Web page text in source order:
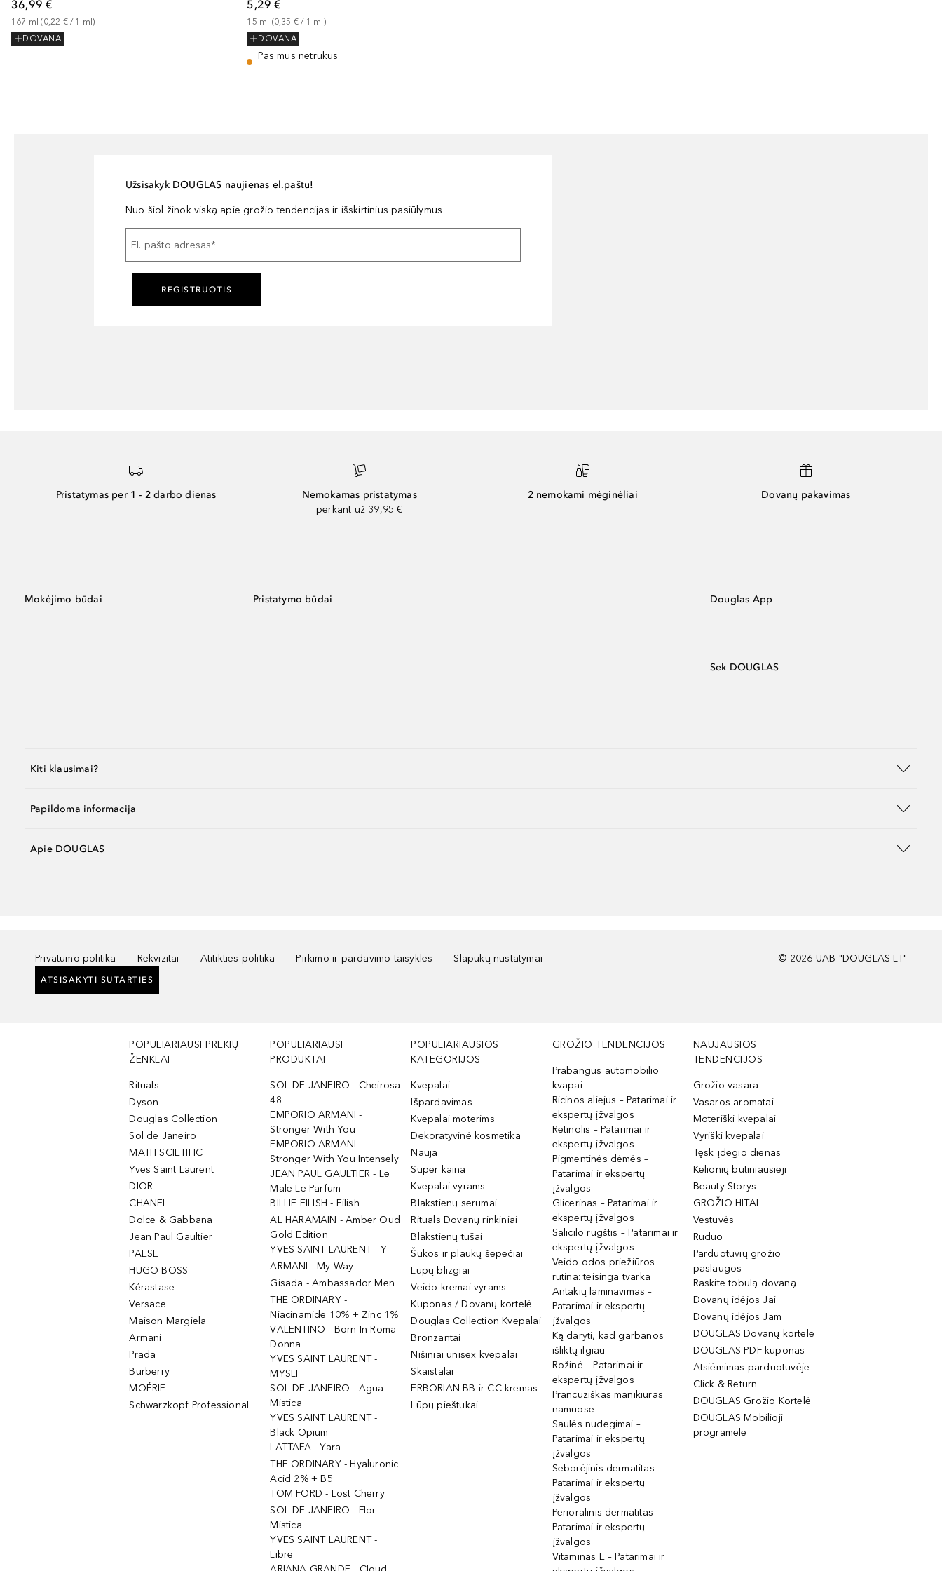
36,99 €
167 ml (0,22 € / 1 ml)
DOVANA
5,29 €
15 ml (0,35 € / 1 ml )
DOVANA
Pas mus netrukus
Užsisakyk DOUGLAS naujienas el.paštu!
Nuo šiol žinok viską apie grožio tendencijas ir išskirtinius pasiūlymus
El. pašto adresas*
REGISTRUOTIS
Pristatymas per 1 - 2 darbo dienas
Nemokamas pristatymas
perkant už 39,95 €
2 nemokami mėginėliai Dovanų pakavimas
Mokėjimo būdai Pristatymo būdai Douglas App
Sek DOUGLAS
Kiti klausimai?
Papildoma informacija
Apie DOUGLAS
Privatumo politika Rekvizitai Atitikties politika Pirkimo ir pardavimo taisyklės Slapukų nustatymai
ATSISAKYTI SUTARTIES
© 2026 UAB "DOUGLAS LT"
POPULIARIAUSI PREKIŲ
ŽENKLAI
Rituals
Dyson
Douglas Collection
Sol de Janeiro
MATH SCIETIFIC
Yves Saint Laurent
DIOR
CHANEL
Dolce & Gabbana
Jean Paul Gaultier
PAESE
HUGO BOSS
Kérastase
Versace
Maison Margiela
Armani
Prada
Burberry
MOÉRIE
Schwarzkopf Professional
POPULIARIAUSI
PRODUKTAI
SOL DE JANEIRO - Cheirosa
48
EMPORIO ARMANI -
Stronger With You
EMPORIO ARMANI -
Stronger With You Intensely
JEAN PAUL GAULTIER - Le
Male Le Parfum
BILLIE EILISH - Eilish
AL HARAMAIN - Amber Oud
Gold Edition
YVES SAINT LAURENT - Y
ARMANI - My Way
Gisada - Ambassador Men
THE ORDINARY -
Niacinamide 10% + Zinc 1%
VALENTINO - Born In Roma
Donna
YVES SAINT LAURENT -
MYSLF
SOL DE JANEIRO - Agua
Mistica
YVES SAINT LAURENT -
Black Opium
LATTAFA - Yara
THE ORDINARY - Hyaluronic
Acid 2% + B5
TOM FORD - Lost Cherry
SOL DE JANEIRO - Flor
Mistica
YVES SAINT LAURENT -
Libre
POPULIARIAUSIOS
KATEGORIJOS
Kvepalai
Išpardavimas
Kvepalai moterims
Dekoratyvinė kosmetika
Nauja
Super kaina
Kvepalai vyrams
Blakstienų serumai
Rituals Dovanų rinkiniai
Blakstienų tušai
Šukos ir plaukų šepečiai
Lūpų blizgiai
Veido kremai vyrams
Kuponas / Dovanų kortelė
Douglas Collection Kvepalai
Bronzantai
Nišiniai unisex kvepalai
Skaistalai
ERBORIAN BB ir CC kremas
Lūpų pieštukai
GROŽIO TENDENCIJOS
Prabangūs automobilio
kvapai
Ricinos aliejus – Patarimai ir
ekspertų įžvalgos
Retinolis – Patarimai ir
ekspertų įžvalgos
Pigmentinės dėmės –
Patarimai ir ekspertų
įžvalgos
Glicerinas – Patarimai ir
ekspertų įžvalgos
Salicilo rūgštis – Patarimai ir
ekspertų įžvalgos
Veido odos priežiūros
rutina: teisinga tvarka
Antakių laminavimas –
Patarimai ir ekspertų
įžvalgos
Ką daryti, kad garbanos
išliktų ilgiau
Rožinė – Patarimai ir
ekspertų įžvalgos
Prancūziškas manikiūras
namuose
Saulės nudegimai –
Patarimai ir ekspertų
įžvalgos
Seborėjinis dermatitas –
Patarimai ir ekspertų
įžvalgos
Perioralinis dermatitas –
Patarimai ir ekspertų
įžvalgos
Vitaminas E – Patarimai ir
NAUJAUSIOS
TENDENCIJOS
Grožio vasara
Vasaros aromatai
Moteriški kvepalai
Vyriški kvepalai
Tęsk įdegio dienas
Kelionių būtiniausieji
Beauty Storys
GROŽIO HITAI
Vestuvės
Ruduo
Parduotuvių grožio
paslaugos
Raskite tobulą dovaną
Dovanų idėjos Jai
Dovanų idėjos Jam
DOUGLAS Dovanų kortelė
DOUGLAS PDF kuponas
Atsiėmimas parduotuvėje
Click & Return
DOUGLAS Grožio Kortelė
DOUGLAS Mobilioji
programėlė